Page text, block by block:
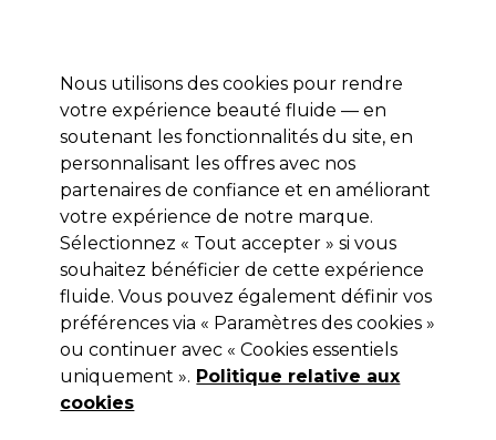
Se connecter
Marques Bons plans Coiffure Electro et Matériel
Livraison et délais
lire la suite
UNITE Hair
Unite Hair 7SECONDS Crème de
Brushing 207ml
(0)
16,40 €Hors TVA
Nous utilisons des cookies pour rendre
votre expérience beauté fluide — en
soutenant les fonctionnalités du site, en
personnalisant les offres avec nos
partenaires de confiance et en améliorant
votre expérience de notre marque.
Sélectionnez « Tout accepter » si vous
souhaitez bénéficier de cette expérience
fluide. Vous pouvez également définir vos
préférences via « Paramètres des cookies »
ou continuer avec « Cookies essentiels
uniquement ». Politique relative aux
cookies